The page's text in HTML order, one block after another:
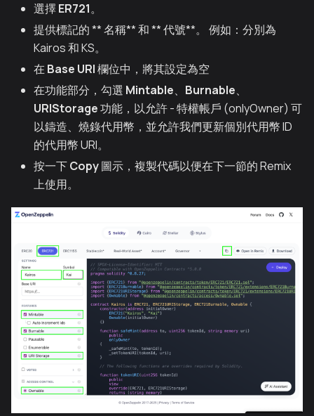
選擇ER721。
提供標記的 ** 名稱** 和 ** 代號**。 例如：分別為
Kairos 和 KS。
在 Base URI欄位中，將其設定為空
在功能部分，勾選 Mintable、 Burnable、
URIStorage功能，以允許 - 特權帳戶 (onlyOwner) 可
以鑄造、燒錄代用幣，並允許我們更新個別代用幣 ID
的代用幣 URI。
按一下Copy圖示，複製代碼以便在下一節的 Remix
上使用。